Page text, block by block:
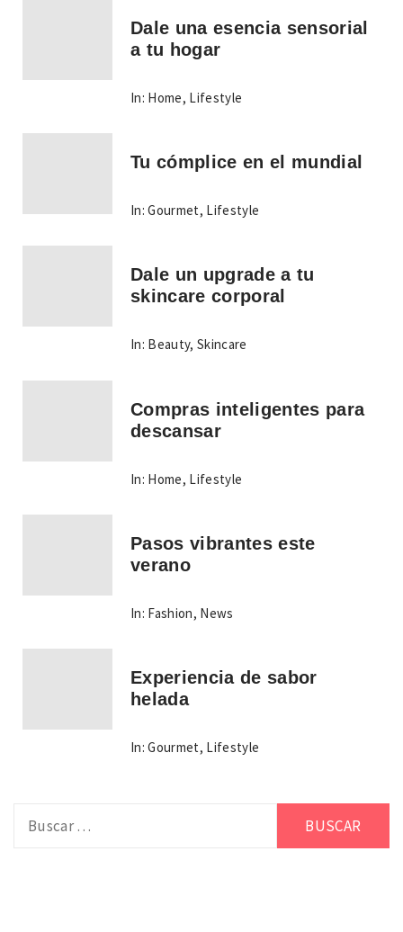
Dale una esencia sensorial
a tu hogar
In: Home, Lifestyle
Tu cómplice en el mundial
In: Gourmet, Lifestyle
Dale un upgrade a tu
skincare corporal
In: Beauty,Skincare
Compras inteligentes para
descansar
In: Home, Lifestyle
Pasos vibrantes este
verano
In: Fashion, News
Experiencia de sabor
helada
In: Gourmet, Lifestyle